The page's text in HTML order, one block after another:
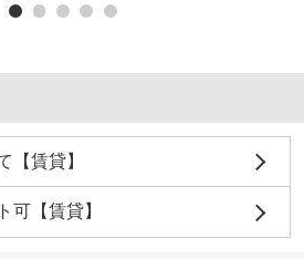
【賃貸】
可【賃貸】